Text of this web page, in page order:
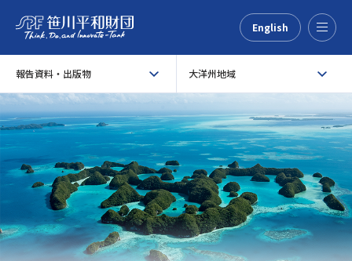
English
報告資料・出版物
大洋州地域